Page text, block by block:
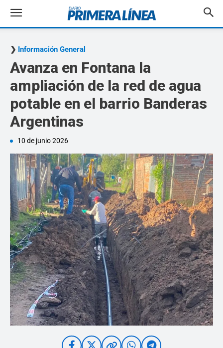
Información General
Avanza en Fontana la
ampliación de la red de agua
potable en el barrio Banderas
Argentinas
10 de junio 2026